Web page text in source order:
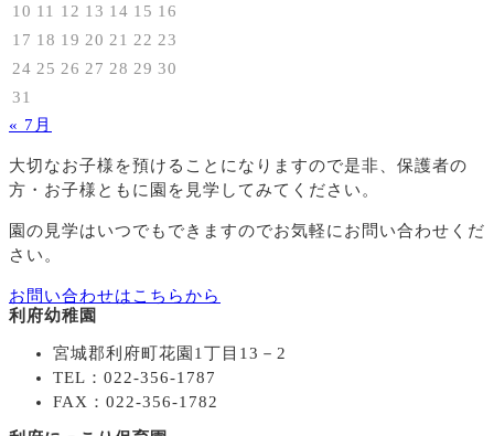
10 11 12 13 14 15 16
17 18 19 20 21 22 23
24 25 26 27 28 29 30
31
« 7月
大切なお子様を預けることになりますので是非、保護者の
方・お子様ともに園を見学してみてください。
園の見学はいつでもできますのでお気軽にお問い合わせくだ
さい。
お問い合わせはこちらから
利府幼稚園
宮城郡利府町花園1丁目13－2
TEL：022-356-1787
FAX：022-356-1782